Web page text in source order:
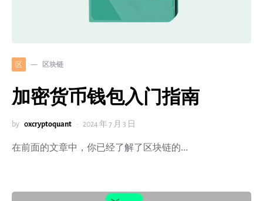
区 区块链
加密货币钱包入门指南
by 0xcryptoquant 2024 年 7 月 3 日
在前面的文章中，你已经了解了区块链的…